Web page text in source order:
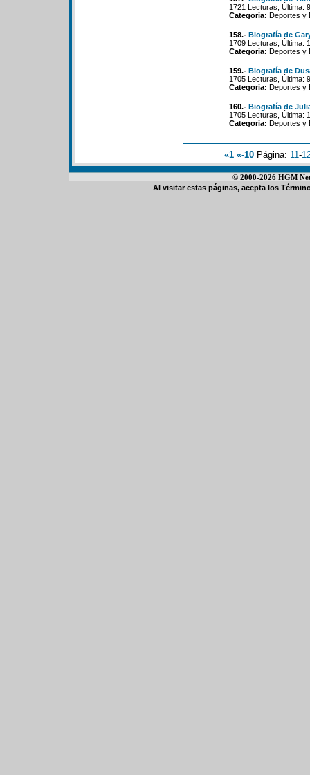
1721 Lecturas, Última:
Categoria: Deportes y
158.- Biografía de
1709 Lecturas, Última:
Categoria: Deportes y
159.- Biografía de
1705 Lecturas, Última:
Categoria: Deportes y
160.- Biografía de
1705 Lecturas, Última:
Categoria: Deportes y
«1 «-10 Página: 11-
© 2000-2026 HGM
Al visitar estas páginas, acepta los